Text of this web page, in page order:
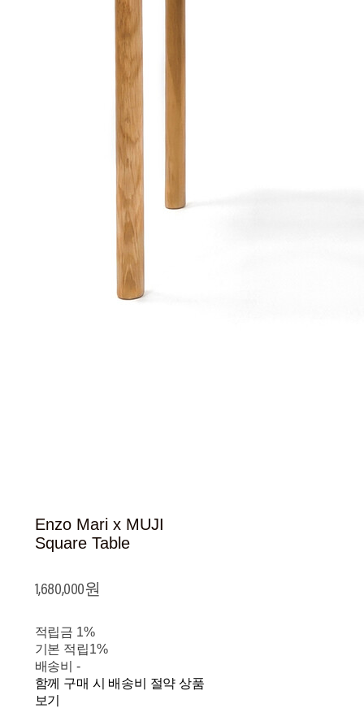
Enzo Mari x MUJI
Square Table
1,680,000원
적립금 1%
기본 적립1%
배송비 -
함께 구매 시 배송비 절약 상품
보기